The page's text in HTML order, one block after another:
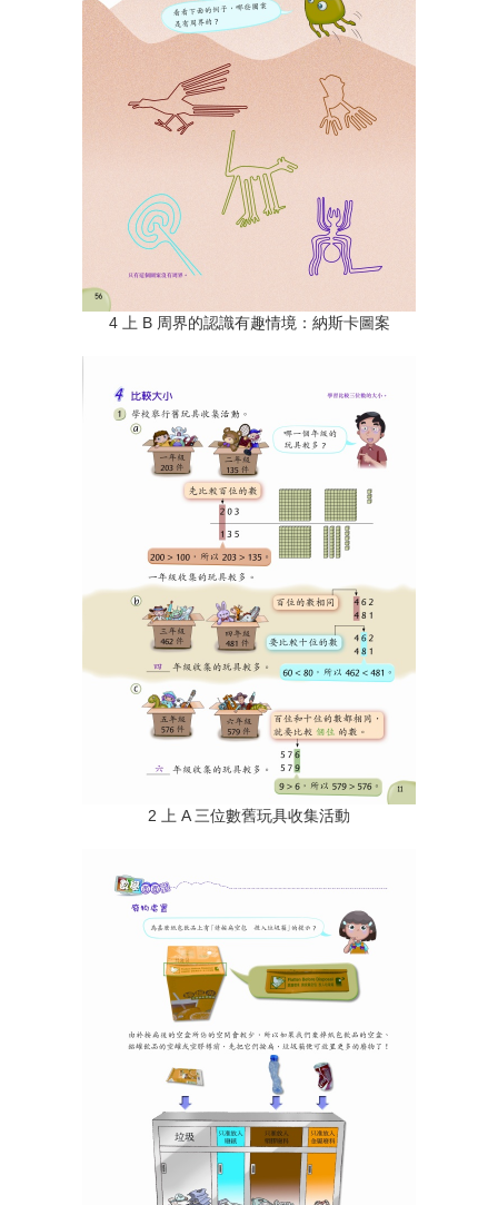
4 上 B 周界的認識有趣情境：納斯卡圖案
2 上 A 三位數舊玩具收集活動